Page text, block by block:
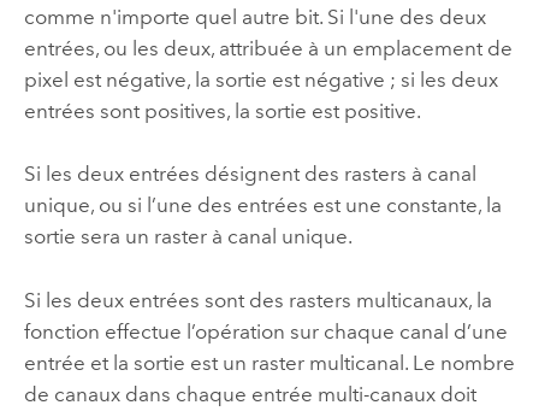
comme n'importe quel autre bit. Si l'une des deux
entrées, ou les deux, attribuée à un emplacement de
pixel est négative, la sortie est négative ; si les deux
entrées sont positives, la sortie est positive.
Si les deux entrées désignent des rasters à canal
unique, ou si l’une des entrées est une constante, la
sortie sera un raster à canal unique.
Si les deux entrées sont des rasters multicanaux, la
fonction effectue l’opération sur chaque canal d’une
entrée et la sortie est un raster multicanal. Le nombre
de canaux dans chaque entrée multi-canaux doit